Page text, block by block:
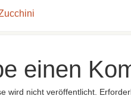
einen
wird nicht veröffentlicht.